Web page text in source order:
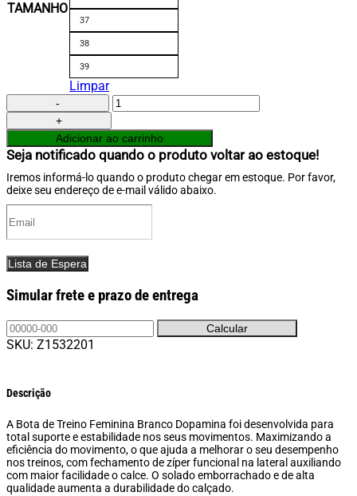
TAMANHO
37
38
39
Limpar
Bota
de
Treino
Feminina
Branco
Dopamina
quantidade
Adicionar ao carrinho
Seja notificado quando o produto voltar ao estoque!
Iremos informá-lo quando o produto chegar em estoque. Por favor,
deixe seu endereço de e-mail válido abaixo.
Lista de Espera
Simular frete e prazo de entrega
SKU: Z1532201
Descrição
A Bota de Treino Feminina Branco Dopamina foi desenvolvida para
total suporte e estabilidade nos seus movimentos. Maximizando a
eficiência do movimento, o que ajuda a melhorar o seu desempenho
nos treinos, com fechamento de zíper funcional na lateral auxiliando
com maior facilidade o calce. O solado emborrachado e de alta
qualidade aumenta a durabilidade do calçado.